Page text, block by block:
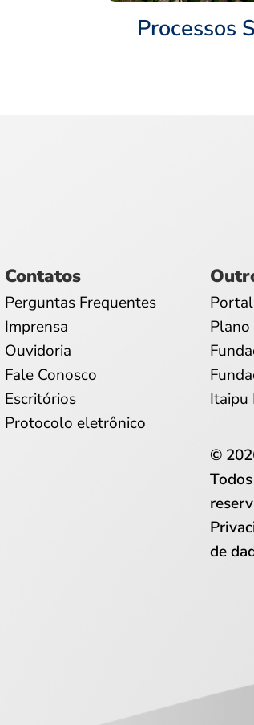
Processos
Contatos
Perguntas Frequentes
Imprensa
Ouvidoria
Fale Conosco
Escritórios
Protocolo eletrônico
Plano
Itaipu
©
de